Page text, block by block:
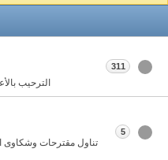
الترحيب
311
تناول مقترحات وشكاوى
5